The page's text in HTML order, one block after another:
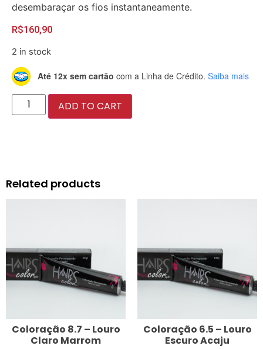
desembaraçar os fios instantaneamente.
R$160,90
2 in stock
Até 12x sem cartão com a Linha de Crédito. Saiba mais
ADD TO CART
Related products
Coloração 8.7 – Louro
Claro Marrom
Coloração 6.5 – Louro
Escuro Acaju